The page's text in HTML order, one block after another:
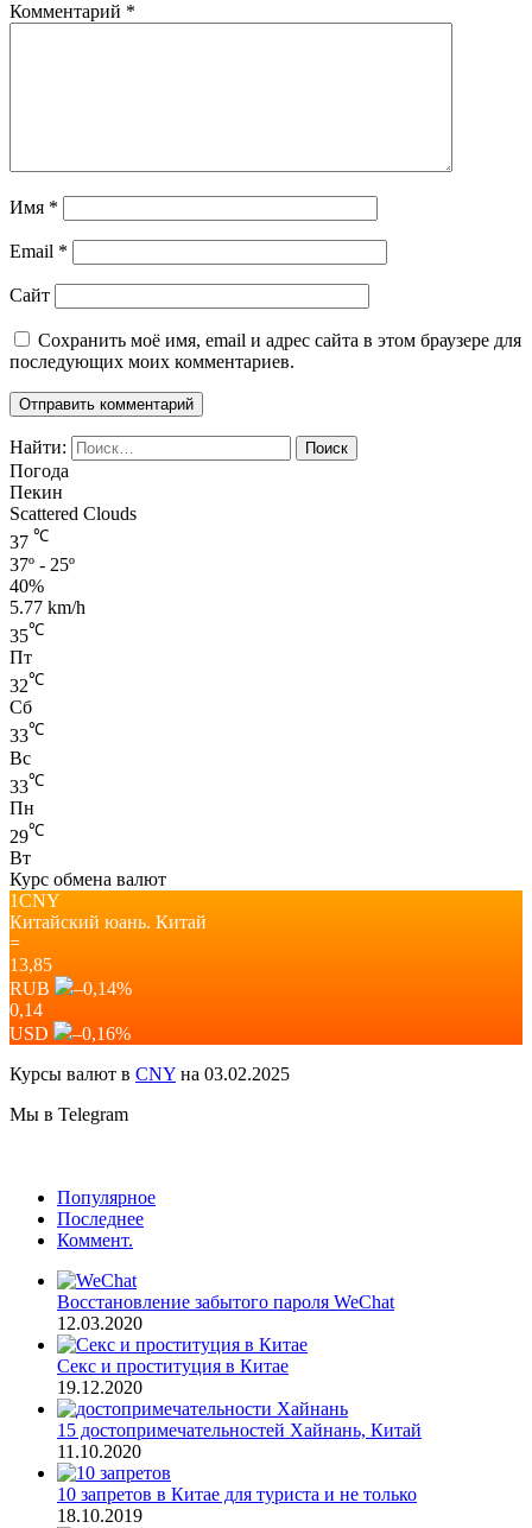
Комментарий *
Имя *
Email *
Сайт
Сохранить моё имя, email и адрес сайта в этом браузере для
последующих моих комментариев.
Найти:
Погода
Пекин
Scattered Clouds
37 ℃
37º - 25º
40%
5.77 km/h
35℃
Пт
32℃
Сб
33℃
Вс
33℃
Пн
29℃
Вт
Курс обмена валют
1CNY
Китайский юань. Китай
=
13,85
RUB
–0,14%
0,14
USD
–0,16%
Курсы валют в CNY на 03.02.2025
Мы в Telegram
Популярное
Последнее
Коммент.
Восстановление забытого пароля WeChat
12.03.2020
Секс и проституция в Китае
19.12.2020
15 достопримечательностей Хайнань, Китай
11.10.2020
10 запретов в Китае для туриста и не только
18.10.2019